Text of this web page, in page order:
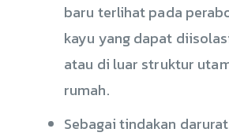
baru terlihat pada
kayu yang dapat
atau di luar struktur
rumah.
Sebagai tindakan darurat